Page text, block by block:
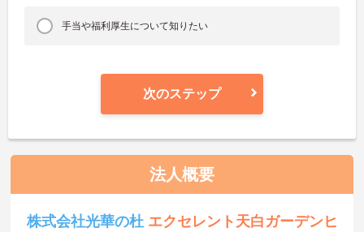
手当や福利厚生について知りたい
次のステップ
法人概要
株式会社光華の杜 エクセレント天白ガーデンヒ